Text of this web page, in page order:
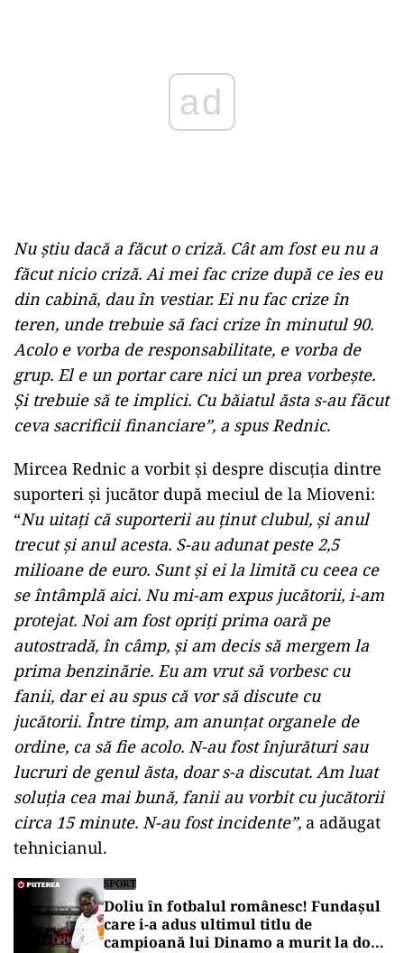
Nu ştiu dacă a făcut o criză. Cât am fost eu nu a
făcut nicio criză. Ai mei fac crize după ce ies eu
din cabină, dau în vestiar. Ei nu fac crize în
teren, unde trebuie să faci crize în minutul 90.
Acolo e vorba de responsabilitate, e vorba de
grup. El e un portar care nici un prea vorbeşte.
Şi trebuie să te implici. Cu băiatul ăsta s-au făcut
ceva sacrificii financiare”, a spus Rednic.
Mircea Rednic a vorbit şi despre discuţia dintre
suporteri şi jucător după meciul de la Mioveni:
“Nu uitaţi că suporterii au ţinut clubul, şi anul
trecut şi anul acesta. S-au adunat peste 2,5
milioane de euro. Sunt şi ei la limită cu ceea ce
se întâmplă aici. Nu mi-am expus jucătorii, i-am
protejat. Noi am fost opriţi prima oară pe
autostradă, în câmp, şi am decis să mergem la
prima benzinărie. Eu am vrut să vorbesc cu
fanii, dar ei au spus că vor să discute cu
jucătorii. Între timp, am anunţat organele de
ordine, ca să fie acolo. N-au fost înjurături sau
lucruri de genul ăsta, doar s-a discutat. Am luat
soluţia cea mai bună, fanii au vorbit cu jucătorii
circa 15 minute. N-au fost incidente”, a adăugat
tehnicianul.
SPORT
Doliu în fotbalul românesc! Fundașul
care i-a adus ultimul titlu de
campioană lui Dinamo a murit la doar